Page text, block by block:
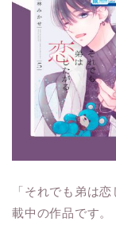
「それでも弟は
載中の作品です。